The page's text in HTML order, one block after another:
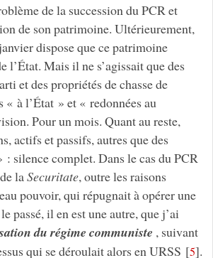
de la succession du PCR et
de son patrimoine. Ultérieurement,
dispose que ce patrimoine
l’État. Mais il ne s’agissait que des
et des propriétés de chasse de
« à l’État » et « redonnées au
Pour un mois. Quant au reste,
actifs et passifs, autres que des
silence complet. Dans le cas du PCR
laSecuritate, outre les raisons
pouvoir, qui répugnait à opérer une
passé, il en est une autre, que j’ai
du régime communiste , suivant
qui se déroulait alors en URSS [5].